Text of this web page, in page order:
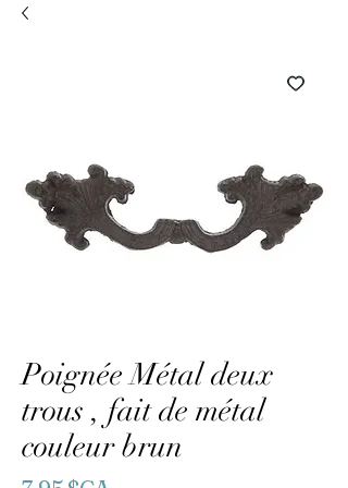
Poignée Métal deux
trous , fait de métal
couleur brun